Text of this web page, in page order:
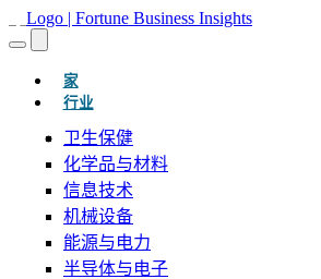
家(当前的)
行业
卫生保健
化学品与材料
信息技术
机械设备
能源与电力
半导体与电子